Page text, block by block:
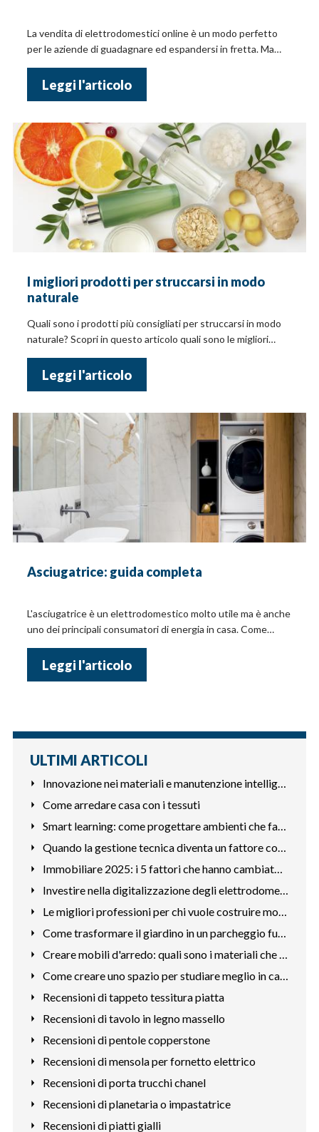
La vendita di elettrodomestici online è un modo perfetto
per le aziende di guadagnare ed espandersi in fretta. Ma
Leggi l'articolo
I migliori prodotti per struccarsi in modo
naturale
Quali sono i prodotti più consigliati per struccarsi in modo
naturale? Scopri in questo articolo quali sono le migliori
Leggi l'articolo
Asciugatrice: guida completa
L'asciugatrice è un elettrodomestico molto utile ma è anche
uno dei principali consumatori di energia in casa. Come
Leggi l'articolo
ULTIMI ARTICOLI
Innovazione nei materiali e manutenzione intelligente
Come arredare casa con i tessuti
Smart learning: come progettare ambienti che favoriscono la
Quando la gestione tecnica diventa un fattore competitivo
Immobiliare 2025: i 5 fattori che hanno cambiato le priorità
Investire nella digitalizzazione degli elettrodomestici
Le migliori professioni per chi vuole costruire mobili
Come trasformare il giardino in un parcheggio funzionale
Creare mobili d'arredo: quali sono i materiali che richiedon
Come creare uno spazio per studiare meglio in casa
Recensioni di tappeto tessitura piatta
Recensioni di tavolo in legno massello
Recensioni di pentole copperstone
Recensioni di mensola per fornetto elettrico
Recensioni di porta trucchi chanel
Recensioni di planetaria o impastatrice
Recensioni di piatti gialli